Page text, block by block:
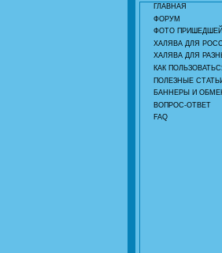
ГЛАВНАЯ
ФОРУМ
ФОТО
ХАЛЯВА ДЛЯ
ХАЛЯВА ДЛЯ
КАК
ПОЛЕЗНЫЕ
БАННЕРЫ И
ВОПРОС-ОТВЕТ
FAQ